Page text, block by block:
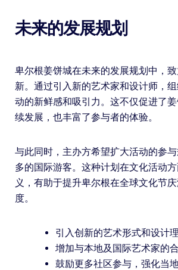
未来的发展规划
卑尔根姜饼城在未来的发展规划中，
新。通过引入新的艺术家和设计师，
动的新鲜感和吸引力。这不仅促进了
续发展，也丰富了参与者的体验。
与此同时，主办方希望扩大活动的参
多的国际游客。这种计划在文化活动
义，有助于提升卑尔根在全球文化节
度。
引入创新的艺术形式和设计
增加与本地及国际艺术家的
鼓励更多社区参与，强化当